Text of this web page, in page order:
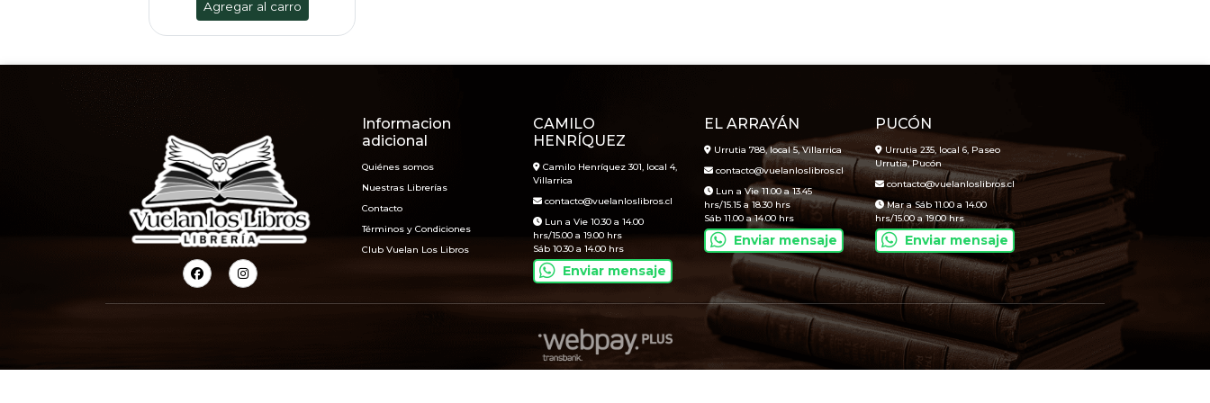
Agregar al carro
Informacion
adicional
Quiénes somos
Nuestras Librerías
Contacto
Términos y Condiciones
Club Vuelan Los Libros
CAMILO
HENRÍQUEZ
Camilo Henríquez 301, local 4,
Villarrica
contacto@vuelanloslibros.cl
Lun a Vie 10.30 a 14.00
hrs/15.00 a 19.00 hrs
Sáb 10.30 a 14.00 hrs
Enviar mensaje
EL ARRAYÁN
Urrutia 788, local 5, Villarrica
contacto@vuelanloslibros.cl
Lun a Vie 11.00 a 13.45
hrs/15.15 a 18.30 hrs
Sáb 11.00 a 14.00 hrs
Enviar mensaje
PUCÓN
Urrutia 235, local 6, Paseo
Urrutia, Pucón
contacto@vuelanloslibros.cl
Mar a Sáb 11.00 a 14.00
hrs/15.00 a 19.00 hrs
Enviar mensaje